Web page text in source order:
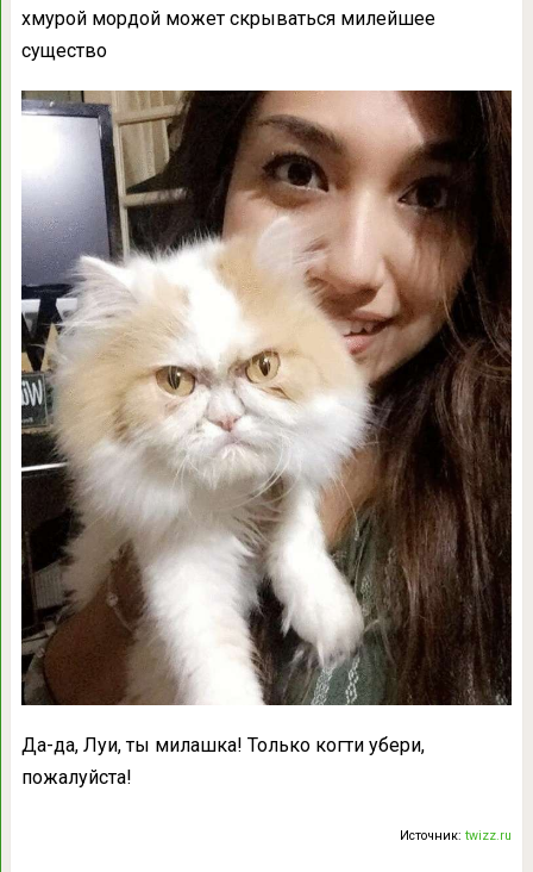
хмурой мордой может скрываться милейшее
существо
Да-да, Луи, ты милашка! Только когти убери,
пожалуйста!
Источник:twizz.ru